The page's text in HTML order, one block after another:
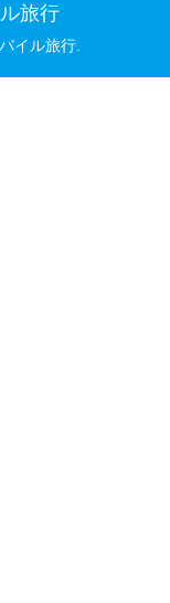
旅行
イル旅行.